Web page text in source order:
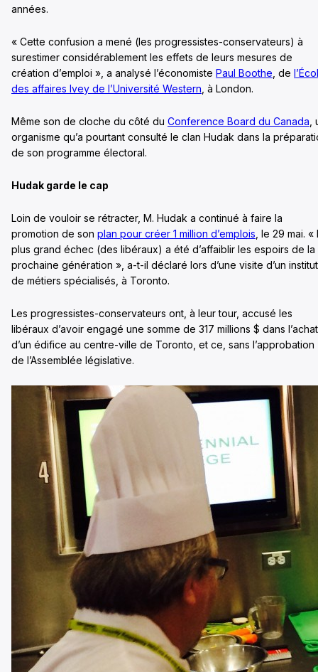
années.
« Cette confusion a mené (les progressistes-conservateurs) à
surestimer considérablement les effets de leurs mesures de
création d’emploi », a analysé l’économiste Paul Boothe , de
des affaires Ivey de l’Université Western , à London.
Même son de cloche du côté du Conference Board du Canada
organisme qu’a pourtant consulté le clan Hudak dans la
de son programme électoral.
Hudak garde le cap
Loin de vouloir se rétracter, M. Hudak a continué à faire la
promotion de son plan pour créer 1 million d’emplois , le 29 mai. «
plus grand échec (des libéraux) a été d’affaiblir les espoirs de la
prochaine génération », a-t-il déclaré lors d’une visite d’un institut
de métiers spécialisés, à Toronto.
Les progressistes-conservateurs ont, à leur tour, accusé les
libéraux d’avoir engagé une somme de 317 millions $ dans l’achat
d’un édifice au centre-ville de Toronto, et ce, sans l’approbation
de l’Assemblée législative.